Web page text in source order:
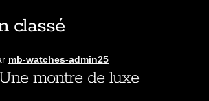
classé
mb-watches-admin25
montre de luxe